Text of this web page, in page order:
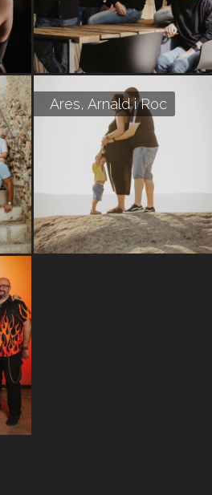
Ares, Arnald i Roc